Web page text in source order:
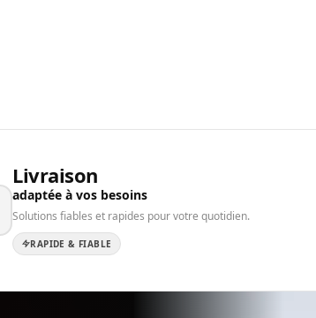
Livraison
adaptée à vos besoins
Solutions fiables et rapides pour votre quotidien.
RAPIDE & FIABLE